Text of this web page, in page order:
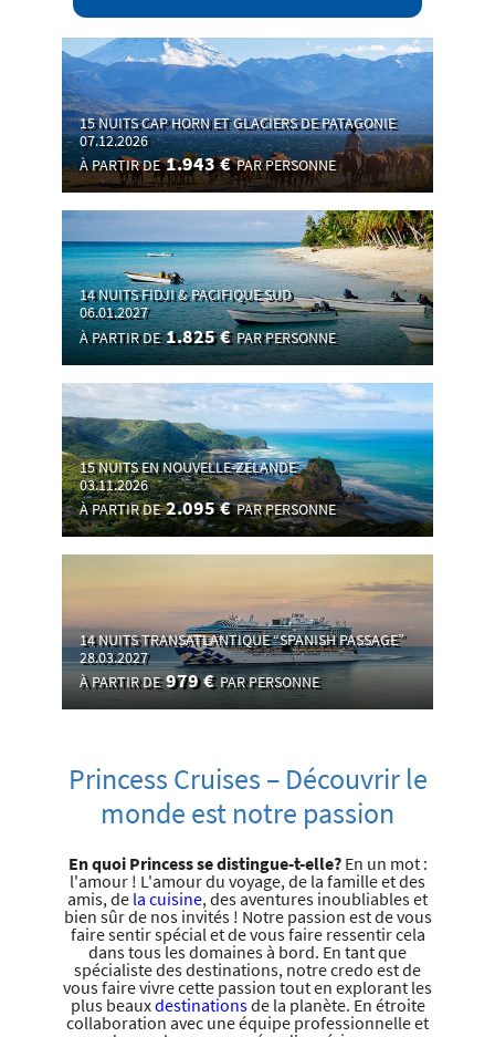
15 NUITS CAP HORN ET GLACIERS DE PATAGONIE
07.12.2026
À PARTIR DE1.943 €PAR PERSONNE
14 NUITS FIDJI & PACIFIQUE SUD
06.01.2027
À PARTIR DE1.825 €PAR PERSONNE
15 NUITS EN NOUVELLE-ZÉLANDE
03.11.2026
À PARTIR DE2.095 €PAR PERSONNE
14 NUITS TRANSATLANTIQUE “SPANISH PASSAGE”
28.03.2027
À PARTIR DE979 €PAR PERSONNE
Princess Cruises – Découvrir le
monde est notre passion
En quoi Princess se distingue-t-elle?En un mot :
l'amour ! L'amour du voyage, de la famille et des
amis, de la cuisine, des aventures inoubliables et
bien sûr de nos invités ! Notre passion est de vous
faire sentir spécial et de vous faire ressentir cela
dans tous les domaines à bord. En tant que
spécialiste des destinations, notre credo est de
vous faire vivre cette passion tout en explorant les
plus beauxdestinationsde la planète. En étroite
collaboration avec une équipe professionnelle et